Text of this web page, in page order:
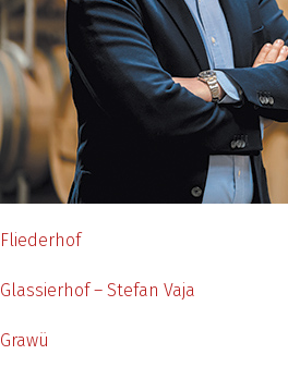
Fliederhof
Glassierhof – Stefan Vaja
Grawü